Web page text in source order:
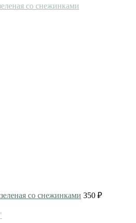
со снежинками 350 ₽